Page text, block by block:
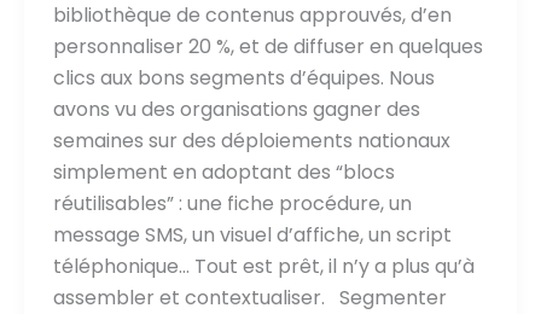
bibliothèque de contenus approuvés, d’en
personnaliser 20 %, et de diffuser en quelques
clics aux bons segments d’équipes. Nous
avons vu des organisations gagner des
semaines sur des déploiements nationaux
simplement en adoptant des “blocs
réutilisables” : une fiche procédure, un
message SMS, un visuel d’affiche, un script
téléphonique… Tout est prêt, il n’y a plus qu’à
assembler et contextualiser. Segmenter